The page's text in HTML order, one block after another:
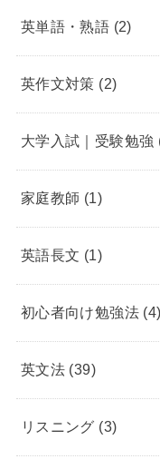
英単語・熟語 (2)
英作文対策 (2)
大学入試｜受験勉強
家庭教師 (1)
英語長文 (1)
初心者向け勉強法 (4)
英文法 (39)
リスニング (3)